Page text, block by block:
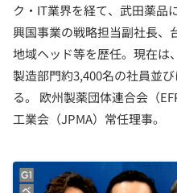
ク・IT業界を経て、武田薬品
興国事業の戦略担当副社長、
地域ヘッド等を歴任。現在は
製造部門約3,400名の社員並
る。 欧州製薬団体連合会（
工業会（JPMA）常任理事。